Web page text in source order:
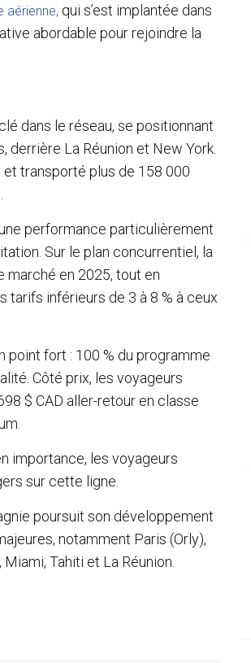
aérienne, qui s’est implantée dans
abordable pour rejoindre la
dans le réseau, se positionnant
La Réunion et New York.
transporté plus de 158 000
performance particulièrement
Sur le plan concurrentiel, la
marché en 2025, tout en
tarifs inférieurs de 3 à 8 % à ceux
fort : 100 % du programme
Côté prix, les voyageurs
$ CAD aller-retour en classe
importance, les voyageurs
sur cette ligne.
poursuit son développement
notamment Paris (Orly),
Tahiti et La Réunion.